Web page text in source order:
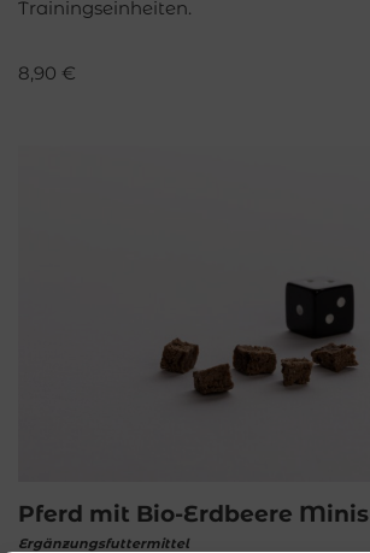
Trainingseinheiten.
8,90 €
Pferd mit Bio-Erdbeere Minis
Ergänzungsfuttermittel